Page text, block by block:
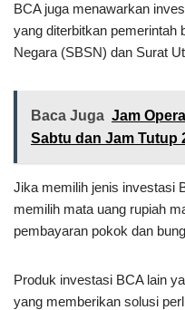
BCA juga menawarkan
yang diterbitkan pemerintah
Negara (SBSN) dan Surat
Baca Juga Jam
Sabtu dan Jam Tutup
Jika memilih jenis investasi
memilih mata uang rupiah
pembayaran pokok dan
Produk investasi BCA lain
yang memberikan solusi